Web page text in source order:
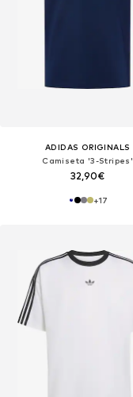
ADIDAS ORIGINALS
Camiseta '3-Stripes'
32,90€
+17